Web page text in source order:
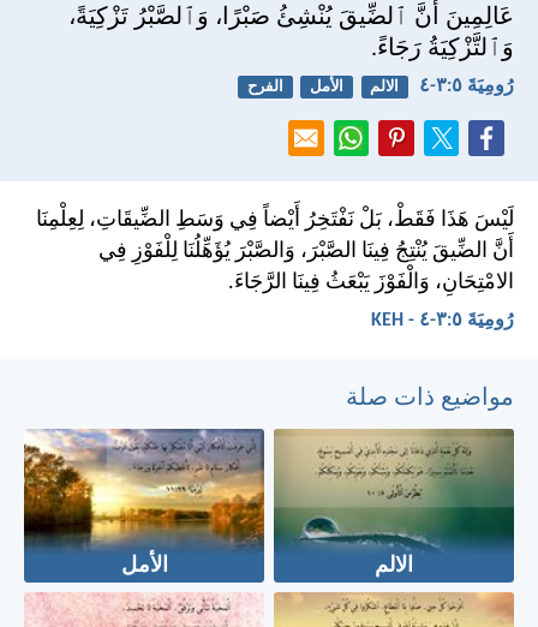
عَالِمِينَ أَنَّ ٱلضِّيقَ يُنْشِئُ صَبْرًا، وَٱلصَّبْرُ تَزْكِيَةً،
وَٱلتَّزْكِيَةُ رَجَاءً.
رُومِيَةَ ٥:‏٣-‏٤ الالم الأمل الفرح
لَيْسَ هَذَا فَقَطْ، بَلْ نَفْتَخِرُ أَيْضاً فِي وَسَطِ الضِّيقَاتِ، لِعِلْمِنَا
أَنَّ الضِّيقَ يُنْتِجُ فِينَا الصَّبْرَ، وَالصَّبْرَ يُؤَهِّلُنَا لِلْفَوْزِ فِي
الامْتِحَانِ، وَالْفَوْزَ يَبْعَثُ فِينَا الرَّجَاءَ.
رُومِيَةَ ٥:‏٣-‏٤ - KEH
مواضيع ذات صلة
الالم الأمل